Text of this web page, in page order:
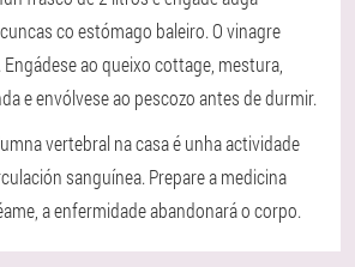
co estómago baleiro. O vinagre
ao queixo cottage, mestura,
e envólvese ao pescozo antes de durmir.
vertebral na casa é unha actividade
sanguínea. Prepare a medicina
a enfermidade abandonará o corpo.